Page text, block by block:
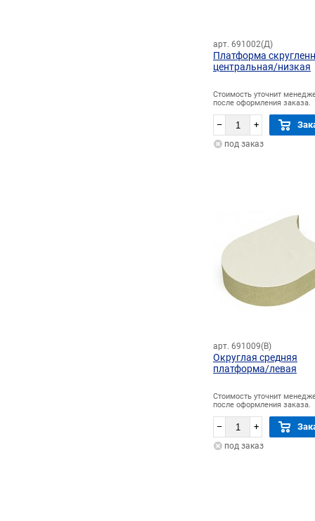
арт. 691002(Д)
Платформа
центральная/низкая
Стоимость уточнит
после оформления заказа.
– +
под заказ
арт. 691009(В)
Округлая средняя
платформа/левая
Стоимость уточнит
после оформления заказа.
– +
под заказ